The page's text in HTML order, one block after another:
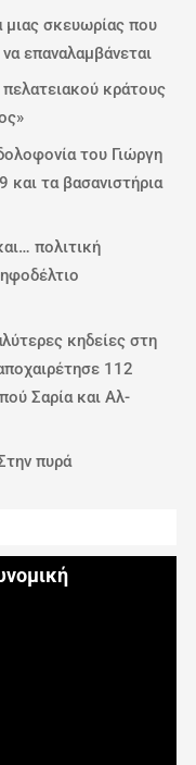
μιας σκευωρίας που
επαναλαμβάνεται
κράτους
του Γιώργη
τα βασανιστήρια
πολιτική
κηδείες στη
112
Σαρία και Αλ-
πυρά